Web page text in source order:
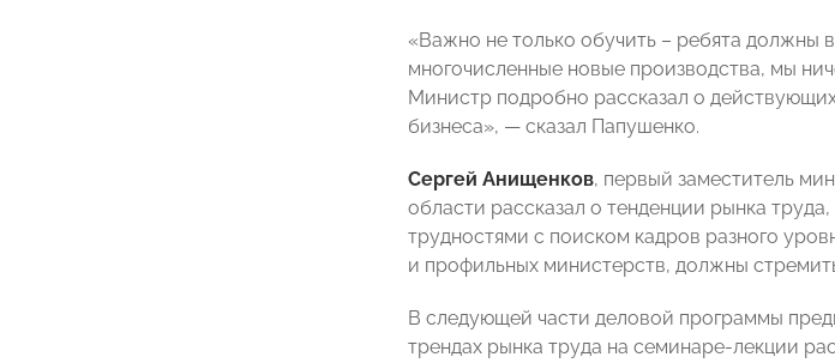
«Важно не только обучить – ребята должны
многочисленные новые производства, мы
Министр подробно рассказал о
бизнеса», — сказал Папушенко.
Сергей Анищенков, первый заместитель
области рассказал о тенденции рынка
трудностями с поиском кадров разного
и профильных министерств, должны
В следующей части деловой программы
трендах рынка труда на семинаре-лекции